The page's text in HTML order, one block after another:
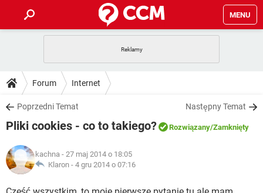
MENU
GRY
SPOTIFY
INSTAGRAM FACEBOOK
WINDOWS 10
PORADY
PlayStation
INSTAGRAM
WINDOWS 10
DO POBRANIA
ANDROID TIKTOK
GRY
IOS
INSTAGRAM
COVID-19
GRY
ARTYKUŁY
COVID-19
Forum Internet
Poprzedni Temat Następny Temat
Pliki cookies - co to takiego? Rozwiązany/Zamknięty
kachna - 27 maj 2014 o 18:05
Klaron - 4 gru 2014 o 07:16